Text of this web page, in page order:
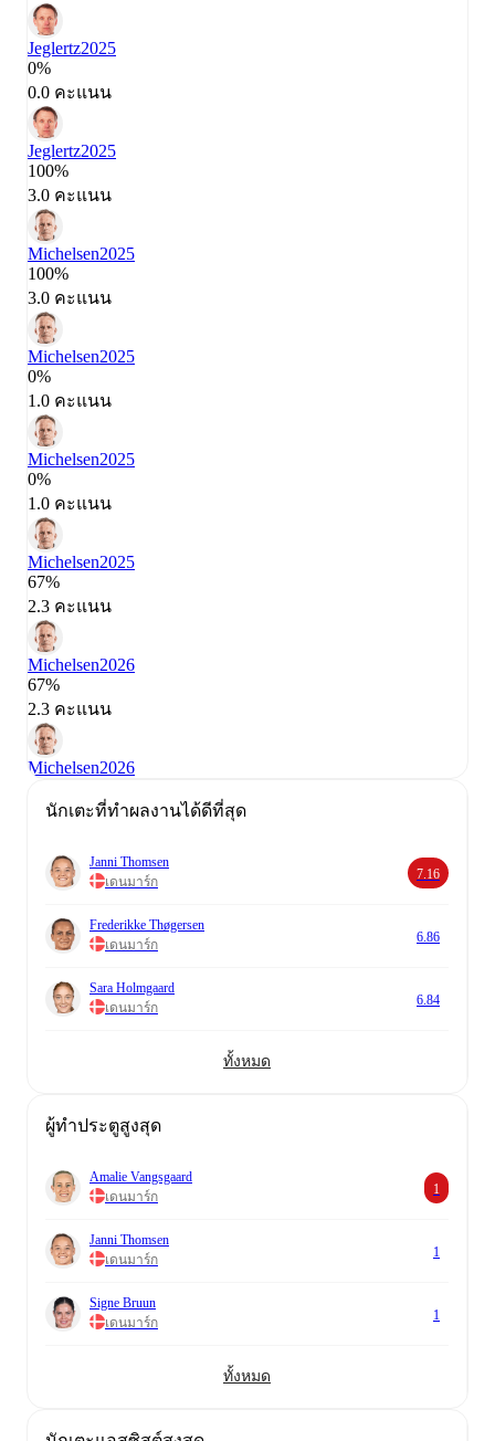
Jeglertz2025
0%
0.0 คะแนน
Jeglertz2025
100%
3.0 คะแนน
Michelsen2025
100%
3.0 คะแนน
Michelsen2025
0%
1.0 คะแนน
Michelsen2025
0%
1.0 คะแนน
Michelsen2025
67%
2.3 คะแนน
Michelsen2026
67%
2.3 คะแนน
Michelsen2026
นักเตะที่ทำผลงานได้ดีที่สุด
Janni Thomsen
เดนมาร์ก
7.16
Frederikke Thøgersen
เดนมาร์ก
6.86
Sara Holmgaard
เดนมาร์ก
6.84
ทั้งหมด
ผู้ทำประตูสูงสุด
Amalie Vangsgaard
เดนมาร์ก
1
Janni Thomsen
เดนมาร์ก
1
Signe Bruun
เดนมาร์ก
1
ทั้งหมด